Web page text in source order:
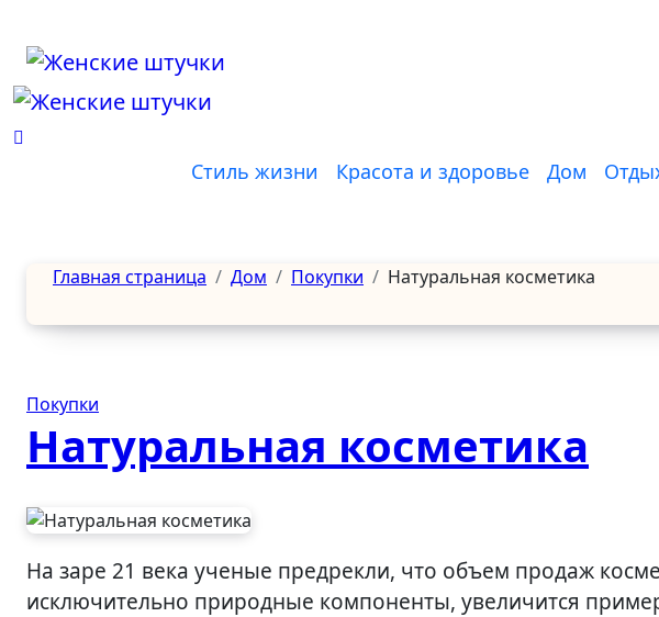
содержанию
Стиль жизни Красота и здоровье Дом
Главная страница Дом Покупки Натуральная косметика
Покупки
Натуральная косметика
На заре 21 века ученые предрекли, что объем продаж косметических средств, которые содержат
исключительно природные компоненты, увеличится